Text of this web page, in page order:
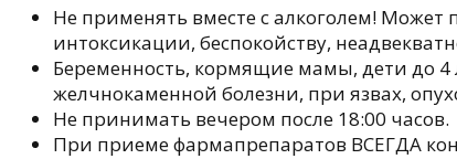
Не применять вместе с алкоголем!
интоксикации, беспокойству,
Беременность, кормящие мамы, дети до
желчнокаменной болезни, при язвах,
Не принимать вечером после 18:00 часов.
При приеме фармапрепаратов ВСЕГДА